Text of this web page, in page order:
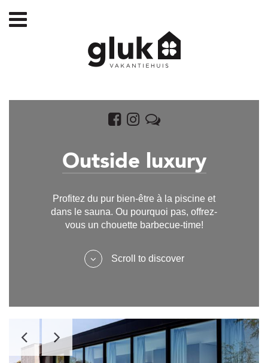
Outside luxury
Profitez du pur bien-être à la piscine et
dans le sauna. Ou pourquoi pas, offrez-
vous un chouette barbecue-time!
Scroll to discover